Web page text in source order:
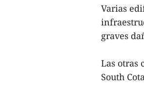
Varias
graves
Las otras
South